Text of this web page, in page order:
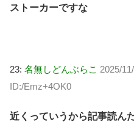
ストーカーですな
23: 名無しどんぶらこ 2025/
ID:/Emz+4OK0
近くっていうから記事読ん